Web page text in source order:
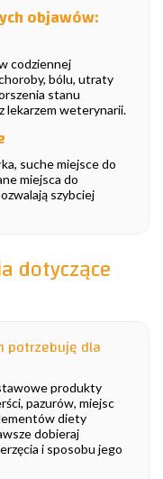
objawów:
codziennej
bólu, utraty
stanu
lekarzem weterynarii.
suche miejsce do
miejsca do
szybciej
dotyczące
potrzebuję dla
produkty
pazurów, miejsc
diety
dobieraj
i sposobu jego